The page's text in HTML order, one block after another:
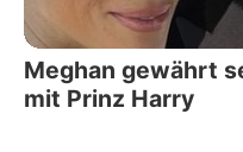
Meghan gewährt
mit Prinz Harry